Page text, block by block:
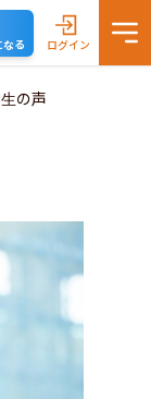
る ログイン
の声